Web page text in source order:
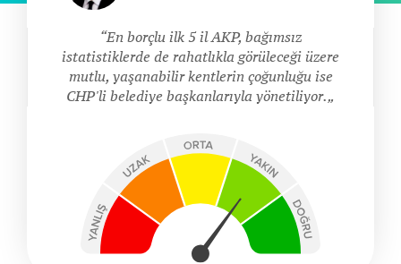
En borçlu ilk 5 il AKP, bağımsız
istatistiklerde de rahatlıkla görüleceği üzere
mutlu, yaşanabilir kentlerin çoğunluğu ise
CHP'li belediye başkanlarıyla yönetiliyor.